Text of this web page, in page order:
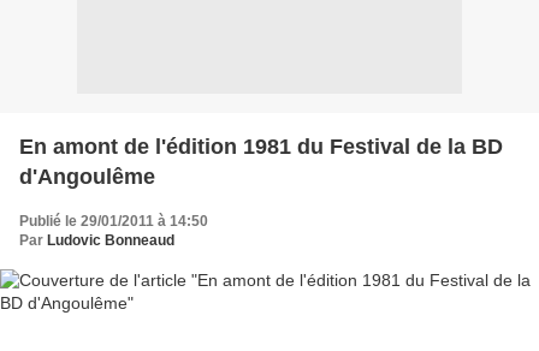
En amont de l'édition 1981 du Festival de la BD
d'Angoulême
Publié le 29/01/2011 à 14:50
Par Ludovic Bonneaud